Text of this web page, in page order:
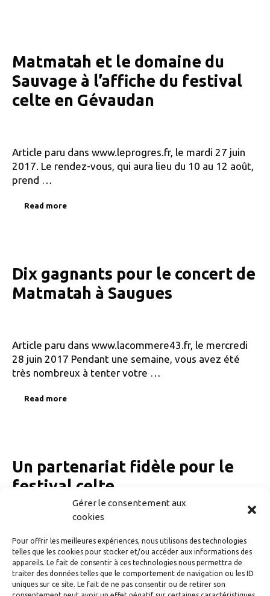
Gérer le consentement aux
cookies
Pour offrir les meilleures expériences, nous utilisons des technologies
telles que les cookies pour stocker et/ou accéder aux informations des
appareils. Le fait de consentir à ces technologies nous permettra de
traiter des données telles que le comportement de navigation ou les ID
uniques sur ce site. Le fait de ne pas consentir ou de retirer son
Matmatah et le domaine du
Sauvage à l’affiche du festival
celte en Gévaudan
Article paru dans www.leprogres.fr, le mardi 27 juin
2017. Le rendez-vous, qui aura lieu du 10 au 12 août,
prend …
Read more
Dix gagnants pour le concert de
Matmatah à Saugues
Article paru dans www.lacommere43.fr, le mercredi
28 juin 2017 Pendant une semaine, vous avez été
très nombreux à tenter votre …
Read more
Un partenariat fidèle pour le
festival celte
Article paru dans La Montagne le 6 juin 2017 À trois
mois du début de l’édition 2017 du festival celte …
Read more